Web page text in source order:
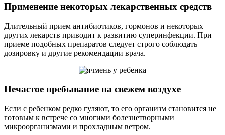
Применение некоторых лекарственных средств
Длительный прием антибиотиков, гормонов и некоторых
других лекарств приводит к развитию суперинфекции. При
приеме подобных препаратов следует строго соблюдать
дозировку и другие рекомендации врача.
Нечастое пребывание на свежем воздухе
Если с ребенком редко гуляют, то его организм становится не
готовым к встрече со многими болезнетворными
микроорганизмами и прохладным ветром.